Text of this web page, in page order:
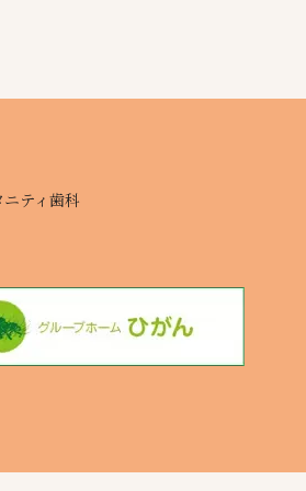
ニティ歯科